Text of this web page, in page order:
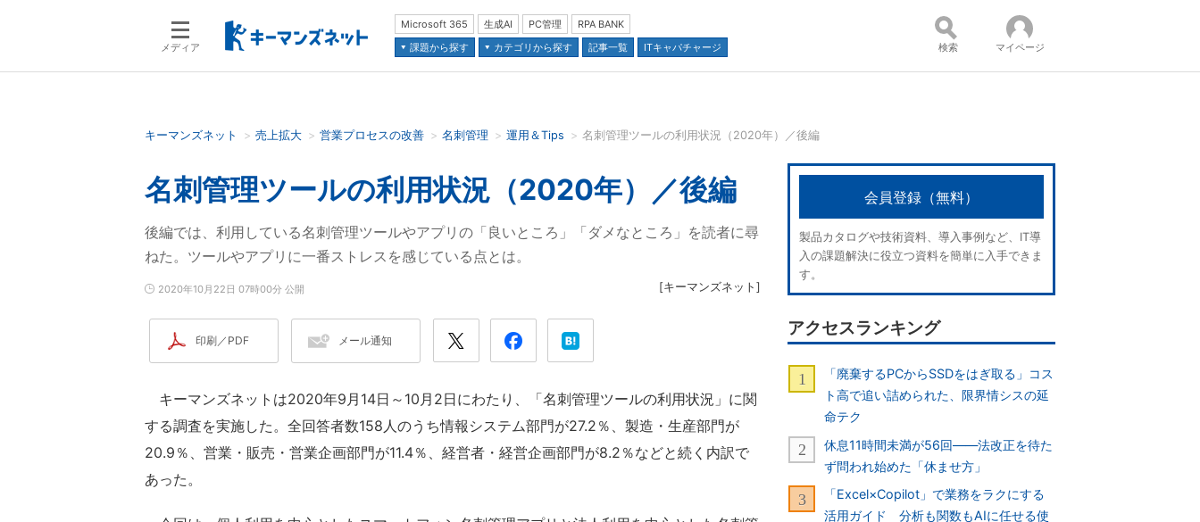
メディア
Microsoft 365 生成AI PC管理
RPA BANK
課題から探す
カテゴリから探す 記事一覧 ITキャパチャージ
検索語を入力してください 並び順：
検索 マイページ
キーマンズネット 売上拡大 営業プロセスの改善 名刺管理 運用＆Tips 名刺管理ツールの利用状況（2020年）／後編
名刺管理ツールの利用状況（2020年）／後編
後編では、利用している名刺管理ツールやアプリの「良いところ」「ダメなところ」を読者に尋
ねた。ツールやアプリに一番ストレスを感じている点とは。
2020年10月22日 07時00分 公開 [キーマンズネット ]
印刷／PDF メール通知
キーマンズネットは2020年9月14日～10月2日にわたり、「名刺管理ツールの利用状況」に関
する調査を実施した。全回答者数158人のうち情報システム部門が27.2％、製造・生産部門が
20.9％、営業・販売・営業企画部門が11.4％、経営者・経営企画部門が8.2％などと続く内訳で
あった。
会員登録（無料）
製品カタログや技術資料、導入事例など、IT導
入の課題解決に役立つ資料を簡単に入手できま
す。
アクセスランキング
「廃棄するPCからSSDをはぎ取る」コス
ト高で追い詰められた、限界情シスの延
命テク
休息11時間未満が56回――法改正を待た
ず問われ始めた「休ませ方」
「Excel×Copilot」で業務をラクにする
活用ガイド 分析も関数もAIに任せる使